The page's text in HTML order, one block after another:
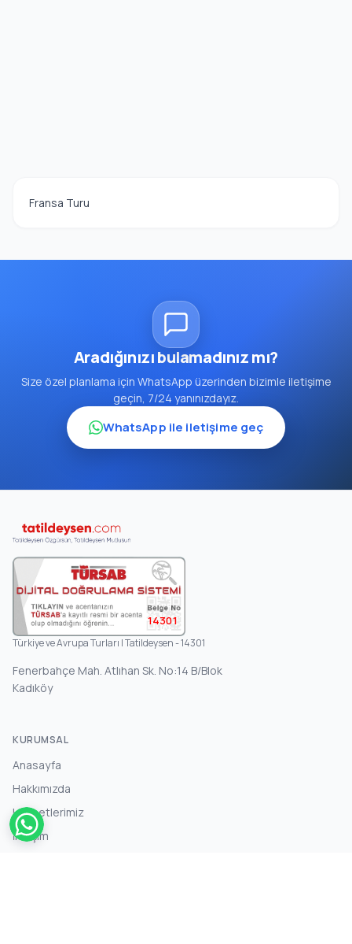
Fransa Turu
Aradığınızı bulamadınız mı?
Size özel planlama için WhatsApp üzerinden bizimle iletişime
geçin, 7/24 yanınızdayız.
WhatsApp ile iletişime geç
14301
Türkiye ve Avrupa Turları | Tatildeysen - 14301
Fenerbahçe Mah. Atlıhan Sk. No:14 B/Blok
Kadıköy
KURUMSAL
Anasayfa
Hakkımızda
Hizmetlerimiz
İletişim